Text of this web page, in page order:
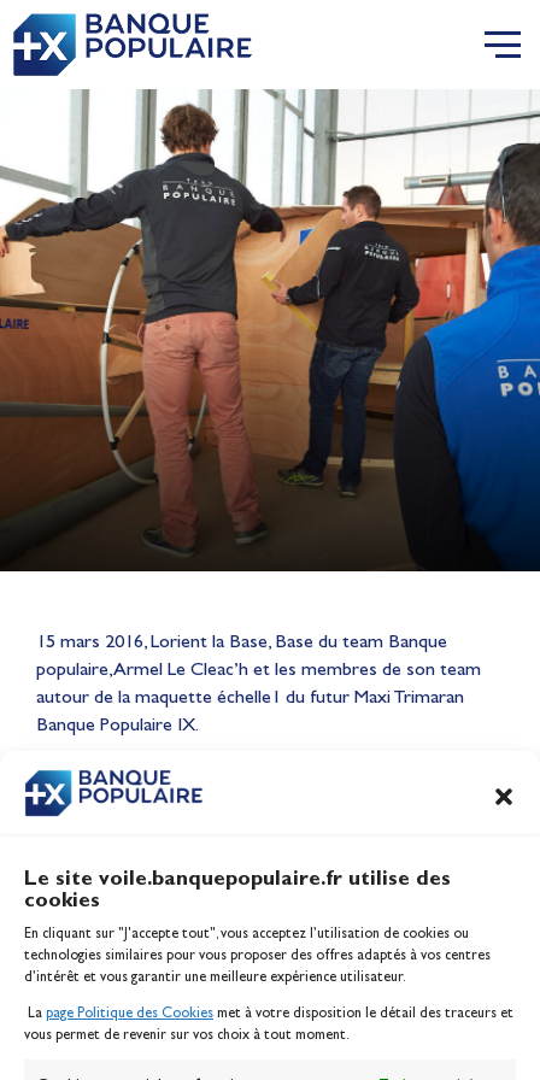
Le site voile.banquepopulaire.fr utilise des
cookies
En cliquant sur "J'accepte tout", vous acceptez l’utilisation de cookies ou
technologies similaires pour vous proposer des offres adaptés à vos centres
d’intérêt et vous garantir une meilleure expérience utilisateur.
La page Politique des Cookies met à votre disposition le détail des traceurs et
vous permet de revenir sur vos choix à tout moment.
15 mars 2016, Lorient la Base, Base du team Banque
populaire, Armel Le Cleac’h et les membres de son team
autour de la maquette échelle1 du futur Maxi Trimaran
Banque Populaire IX.
CONTENU
Lauriane Nolot en or à Long
Beach, sur le plan d'eau des
Jeux Olympiques 2028
Inscription serveur média
Contact
Politique des cookies